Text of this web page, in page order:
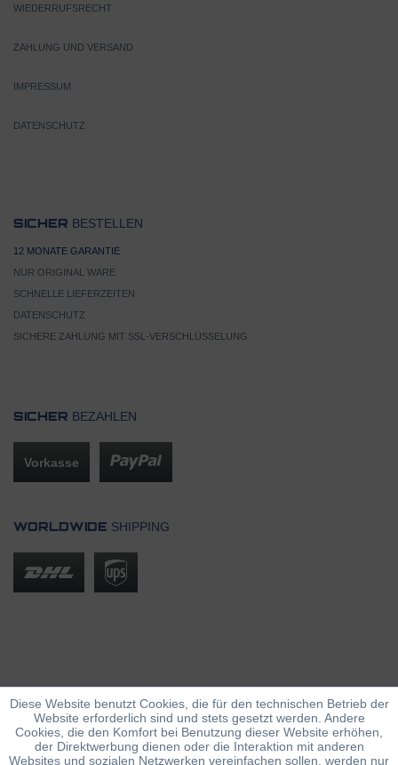
WIEDERRUFSRECHT
ZAHLUNG UND VERSAND
IMPRESSUM
DATENSCHUTZ
SICHER BESTELLEN
12 MONATE GARANTIE
NUR ORIGINAL WARE
SCHNELLE LIEFERZEITEN
DATENSCHUTZ
SICHERE ZAHLUNG MIT SSL-VERSCHLÜSSELUNG
SICHER BEZAHLEN
Vorkasse
WORLDWIDE SHIPPING
Diese Website benutzt Cookies, die für den technischen Betrieb der
Website erforderlich sind und stets gesetzt werden. Andere
Cookies, die den Komfort bei Benutzung dieser Website erhöhen,
der Direktwerbung dienen oder die Interaktion mit anderen
Websites und sozialen Netzwerken vereinfachen sollen, werden nur